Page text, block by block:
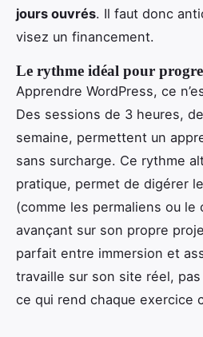
jours ouvrés. Il faut donc
visez un financement.
Le rythme idéal pour
Apprendre WordPress, ce
Des sessions de 3 heures,
semaine, permettent un
sans surcharge. Ce rythme
pratique, permet de digérer
(comme les permaliens ou le
avançant sur son propre
parfait entre immersion et
travaille sur son site réel,
ce qui rend chaque exercice